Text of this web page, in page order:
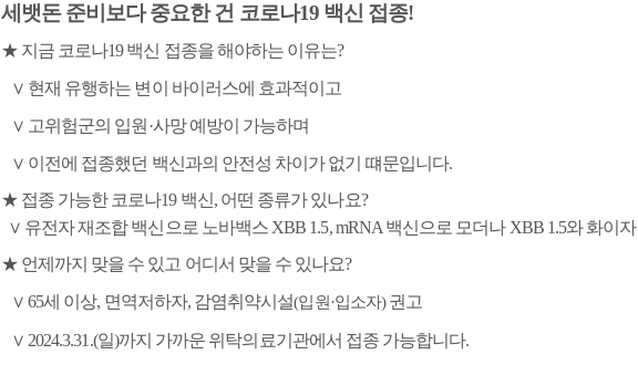
세뱃돈 준비보다 중요한 건 코로나19 백신 접종!
★ 지금 코로나19백신 접종을 해야하는 이유는?
∨ 현재 유행하는 변이 바이러스에 효과적이고
∨ 고위험군의 입원 ·사망 예방이 가능하며
∨ 이전에 접종했던 백신과의 안전성 차이가 없기 떄문입니다.
★ 접종 가능한 코로나19 백신 , 어떤 종류가 있나요?
∨ 유전자 재조합 백신으로 노바백스 XBB 1.5, mRNA 백신으로 모더나 XBB 1.5와 화이자
★ 언제까지 맞을 수 있고 어디서 맞을 수 있나요?
∨ 65세 이상, 면역저하자, 감염취약시설(입원·입소자)권고
∨ 2024.3.31.(일)까지 가까운 위탁의료기관에서 접종 가능합니다.